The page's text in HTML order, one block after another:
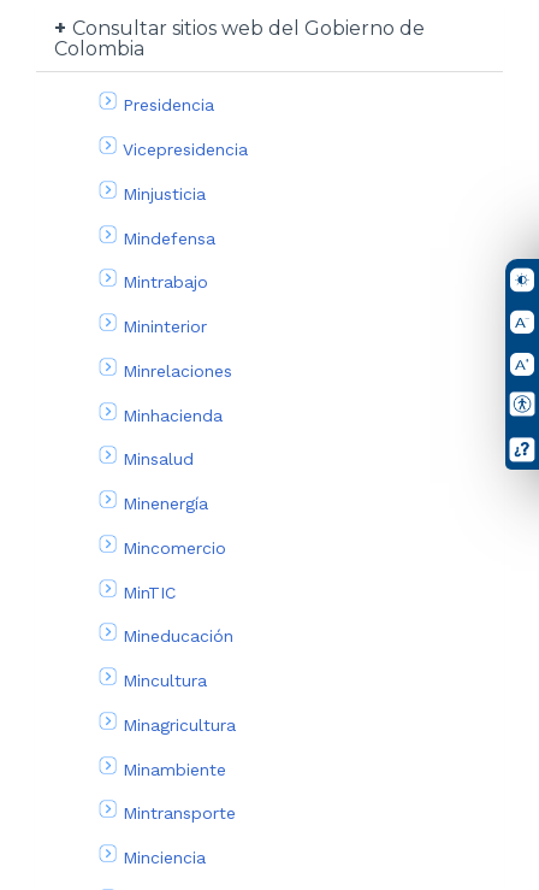
Consultar sitios web del Gobierno de
Colombia
Presidencia
Vicepresidencia
Minjusticia
Mindefensa
Mintrabajo
Mininterior
Minrelaciones
Minhacienda
Minsalud
Minenergía
Mincomercio
MinTIC
Mineducación
Mincultura
Minagricultura
Minambiente
Mintransporte
Minciencia